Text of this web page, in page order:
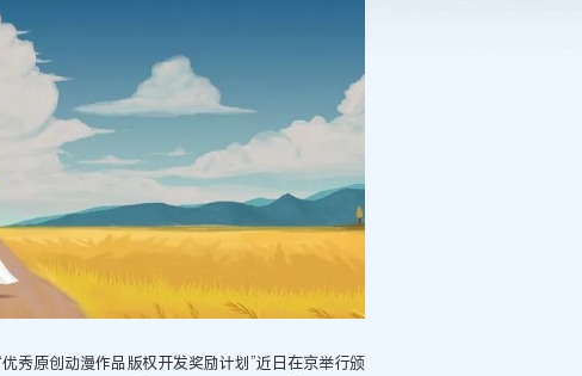
秀原创动漫作品版权开发奖励计划”近日在京举行颁